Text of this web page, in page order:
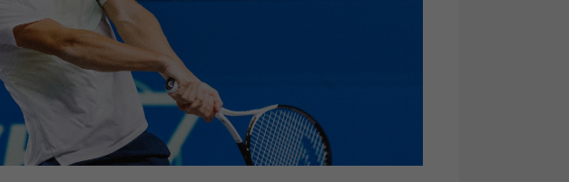
Ihrer vorgenommen Einstellungen, falls der
Webseiten-Betreiber dies eingestellt hat.